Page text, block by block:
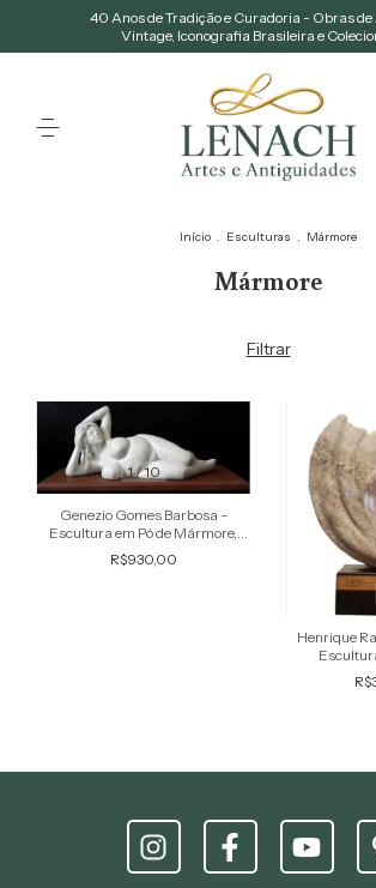
40 Anos de Tradição e Curadoria - Obras de
Vintage, Iconografia Brasileira e
Início . Esculturas . Mármore
Mármore
Filtrar
1/10
Genezio Gomes Barbosa -
Escultura em Pó de Mármore,
Assinada, Figura de Mulher
R$930,00
Henrique